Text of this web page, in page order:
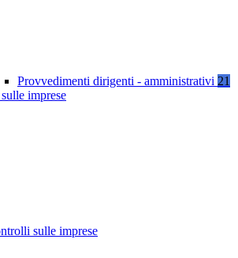
Provvedimenti dirigenti - amministrativi 21
imprese
sulle imprese